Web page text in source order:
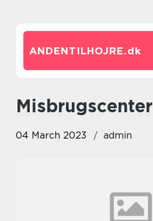
ANDENTILHOJRE.dk
Misbrugscenter
04 March 2023 admin